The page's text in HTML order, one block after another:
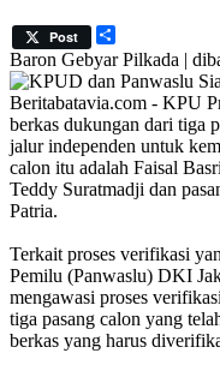
Post
Baron Gebyar Pilkada |
Beritabatavia.com - KPU
berkas dukungan dari tiga
jalur independen untuk
calon itu adalah Faisal
Teddy Suratmadji dan
Patria.
Terkait proses verifikasi
Pemilu (Panwaslu) DKI
mengawasi proses
tiga pasang calon yang
berkas yang harus